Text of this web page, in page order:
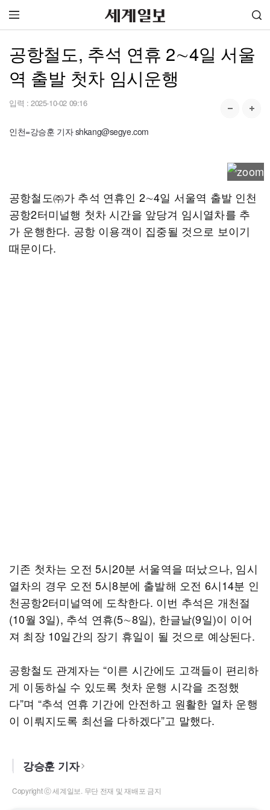
공항철도, 추석 연휴 2∼4일 서울
역 출발 첫차 임시운행
입력 : 2025-10-02 09:16
인천=강승훈 기자 shkang@segye.com
공항철도㈜가 추석 연휴인 2∼4일 서울역 출발 인천
공항2터미널행 첫차 시간을 앞당겨 임시열차를 추
가 운행한다. 공항 이용객이 집중될 것으로 보이기
때문이다.
기존 첫차는 오전 5시20분 서울역을 떠났으나, 임시
열차의 경우 오전 5시8분에 출발해 오전 6시14분 인
천공항2터미널역에 도착한다. 이번 추석은 개천절
(10월 3일), 추석 연휴(5∼8일), 한글날(9일)이 이어
져 최장 10일간의 장기 휴일이 될 것으로 예상된다.
공항철도 관계자는 “이른 시간에도 고객들이 편리하
게 이동하실 수 있도록 첫차 운행 시각을 조정했
다”며 “추석 연휴 기간에 안전하고 원활한 열차 운행
이 이뤄지도록 최선을 다하겠다”고 말했다.
강승훈 기자
Copyright ⓒ 세계일보. 무단 전재 및 재배포 금지